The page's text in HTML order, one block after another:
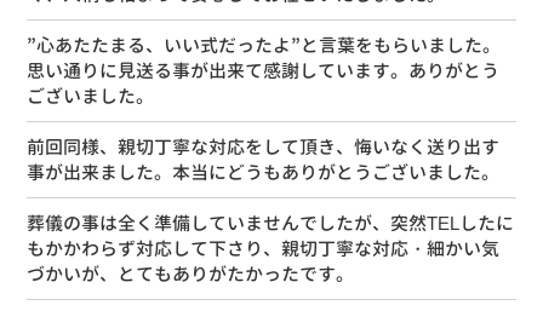
”心あたたまる、いい式だったよ”と言葉をもらいました。
思い通りに見送る事が出来て感謝しています。ありがとう
ございました。
前回同様、親切丁寧な対応をして頂き、悔いなく送り出す
事が出来ました。本当にどうもありがとうございました。
葬儀の事は全く準備していませんでしたが、突然TELしたに
もかかわらず対応して下さり、親切丁寧な対応・細かい気
づかいが、とてもありがたかったです。